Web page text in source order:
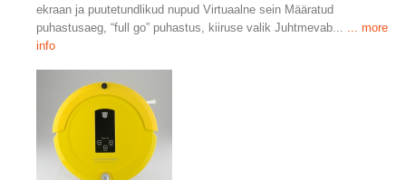
ekraan ja puutetundlikud nupud Virtuaalne sein Määratud
puhastusaeg, “full go” puhastus, kiiruse valik Juhtmevab... ... more
info